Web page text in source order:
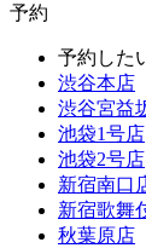
予約
予約した
渋谷本店
渋谷宮益
池袋1号店
池袋2号店
新宿南口
新宿歌舞
秋葉原店